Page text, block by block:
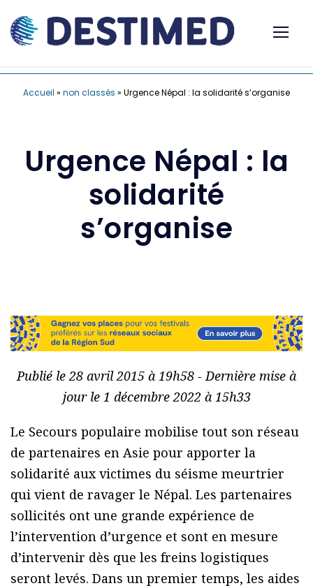
Accueil » non classés » Urgence Népal : la solidarité s’organise
Urgence Népal : la
solidarité
s’organise
Publié le 28 avril 2015 à 19h58 - Dernière mise à
jour le 1 décembre 2022 à 15h33
Le Secours populaire mobilise tout son réseau
de partenaires en Asie pour apporter la
solidarité aux victimes du séisme meurtrier
qui vient de ravager le Népal. Les partenaires
sollicités ont une grande expérience de
l’intervention d’urgence et sont en mesure
d’intervenir dès que les freins logistiques
seront levés. Dans un premier temps, les aides